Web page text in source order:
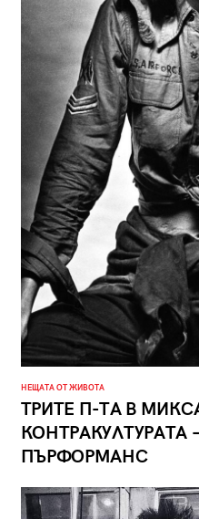
НЕЩАТА ОТ ЖИВОТА
ТРИТЕ П-ТА В
КОНТРАКУЛТУРАТА
ПЪРФОРМАНС